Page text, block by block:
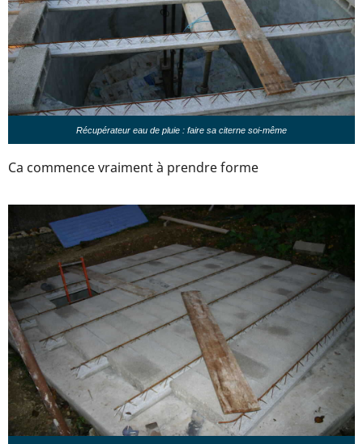
Récupérateur eau de pluie : faire sa citerne soi-même
Ca commence vraiment à prendre forme